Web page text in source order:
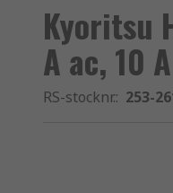
Kyoritsu
A ac, 10
RS-stocknr.: 253-